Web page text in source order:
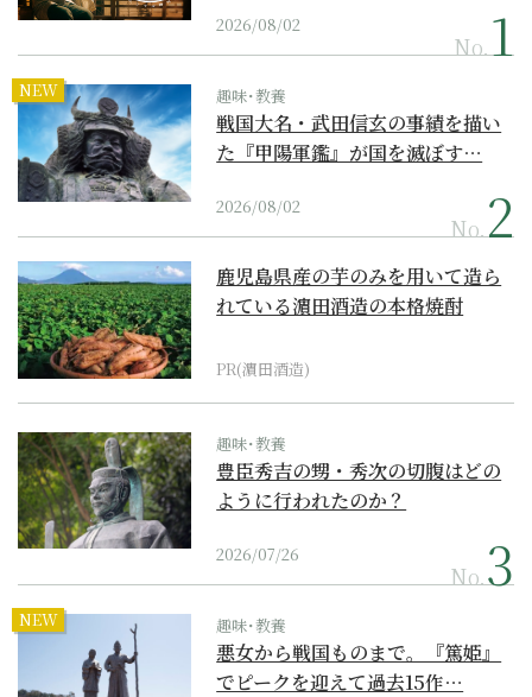
2026/08/02
No.
NEW 趣味･教養
戦国大名・武田信玄の事績を描い
た『甲陽軍鑑』が国を滅ぼす…
2026/08/02
No.
鹿児島県産の芋のみを用いて造ら
れている濵田酒造の本格焼酎
PR(濵田酒造)
趣味･教養
豊臣秀吉の甥・秀次の切腹はどの
ように行われたのか？
2026/07/26
No.
NEW 趣味･教養
悪女から戦国ものまで。『篤姫』
でピークを迎えて過去15作…